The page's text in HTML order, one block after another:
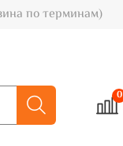
по терминам)
0